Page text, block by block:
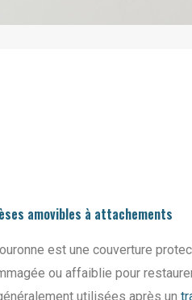
amovibles à attachements
est une couverture
ou affaiblie pour
utilisées après un